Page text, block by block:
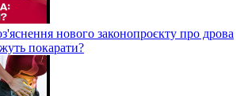
нового законопроєкту про дрова
покарати?